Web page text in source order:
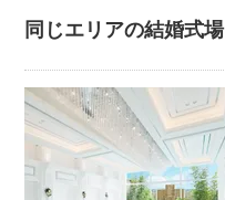
同じエリアの結婚式場